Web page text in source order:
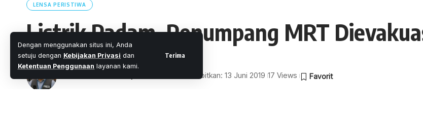
Dengan menggunakan situs ini, Anda
setuju dengan Kebijakan Privasi dan
Ketentuan Penggunaan layanan kami.
Terima
LENSA PERISTIWA
Listrik Padam, Penumpang MRT
Diterbitkan: 13 Juni 2019 17 Views